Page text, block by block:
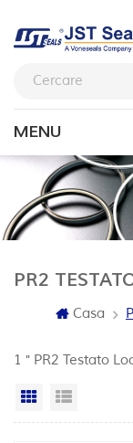
PR2
Casa
1 " PR2 Testato
Vista a griglia